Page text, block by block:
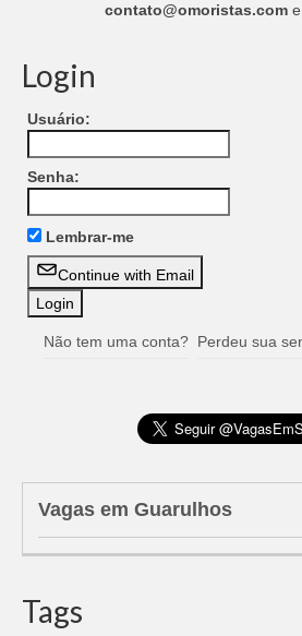
contato@omoristas.com
Login
Usuário:
Senha:
Lembrar-me
Continue with Email
Não tem uma conta? Perdeu sua
Vagas em Guarulhos
Tags